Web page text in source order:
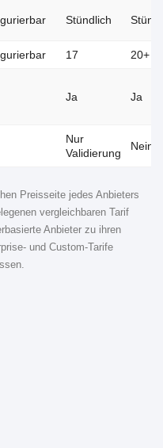
Stündlich
17 20+
Ja Ja
Nur
Validierung
Nein
Preisseite jedes Anbieters
vergleichbaren Tarif
Anbieter zu ihren
und Custom-Tarife